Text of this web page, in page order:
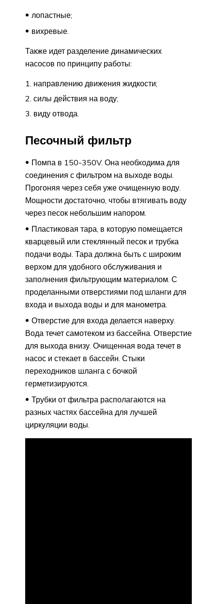
лопастные;
вихревые.
Также идет разделение динамических
насосов по принципу работы:
направлению движения жидкости;
силы действия на воду;
виду отвода.
Песочный фильтр
Помпа в 150-350V. Она необходима для
соединения с фильтром на выходе воды.
Прогоняя через себя уже очищенную воду.
Мощности достаточно, чтобы втягивать воду
через песок небольшим напором.
Пластиковая тара, в которую помещается
кварцевый или стеклянный песок и трубка
подачи воды. Тара должна быть с широким
верхом для удобного обслуживания и
заполнения фильтрующим материалом. С
проделанными отверстиями под шланги для
входа и выхода воды и для манометра.
Отверстие для входа делается наверху.
Вода течет самотеком из бассейна. Отверстие
для выхода внизу. Очищенная вода течет в
насос и стекает в бассейн. Стыки
переходников шланга с бочкой
герметизируются.
Трубки от фильтра располагаются на
разных частях бассейна для лучшей
циркуляции воды.